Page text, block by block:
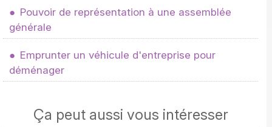
Pouvoir de représentation à une assemblée
générale
Emprunter un véhicule d'entreprise pour
déménager
Ça peut aussi vous intéresser